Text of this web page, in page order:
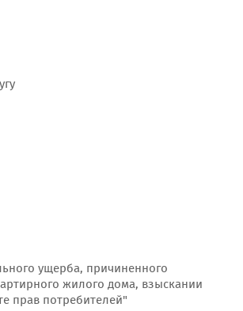
ущерба, причиненного
жилого дома, взыскании
прав потребителей"